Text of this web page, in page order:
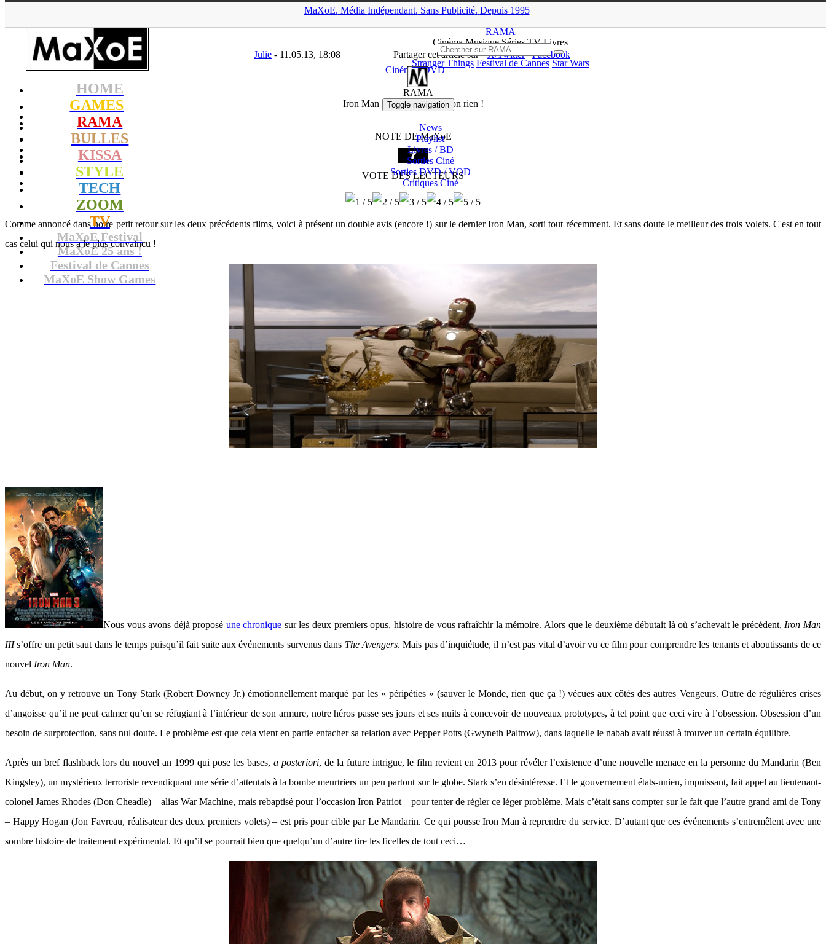
MaXoE. Média Indépendant. Sans Publicité. Depuis 1995
HOME
GAMES
RAMA
BULLES
KISSA
STYLE
TECH
ZOOM
TV
MaXoE Festival
MaXoE 25 ans !
Festival de Cannes
MaXoE Show Games
RAMA
CinémaMusique SériesTVLivres
Stranger Things Festival de Cannes Star Wars
RAMA
Toggle navigation
News
Playlist
Livres / BD
Sorties Ciné
Sorties DVD / VOD
CritiquesCiné
▲
Julie - 11.05.13, 18:08 Partager cet article sur X/Twitter
Facebook
Cinéma / DVD
Iron Man III : deux avis, sinon rien !
NOTE DE MaXoE
VOTE DES LECTEURS
Comme annoncé dans notre petit retour sur les deux précédents films, voici à présent un double avis (encore !) sur le dernier Iron Man, sorti tout récemment. Et sans doute le meilleur des trois volets. C'est en tout
cas celui qui nous a le plus convaincu !
Nous vous avons déjà proposé une chronique sur les deux premiers opus, histoire de vous rafraîchir la mémoire. Alors que le deuxième débutait là où s’achevait le précédent, Iron Man
IIIs’offre un petit saut dans le temps puisqu’il fait suite aux événements survenus dans The Avengers. Mais pas d’inquiétude, il n’est pas vital d’avoir vu ce film pour comprendre les tenants et aboutissants de ce
nouvel Iron Man.
Au début, on y retrouve un Tony Stark (Robert Downey Jr.) émotionnellement marqué par les « péripéties » (sauver le Monde, rien que ça !) vécues aux côtés des autres Vengeurs. Outre de régulières crises
d’angoisse qu’il ne peut calmer qu’en se réfugiant à l’intérieur de son armure, notre héros passe ses jours et ses nuits à concevoir de nouveaux prototypes, à tel point que ceci vire à l’obsession. Obsession d’un
besoin de surprotection, sans nul doute. Le problème est que cela vient en partie entacher sa relation avec Pepper Potts (Gwyneth Paltrow), dans laquelle le nabab avait réussi à trouver un certain équilibre.
Après un bref flashback lors du nouvel an 1999 qui pose les bases, a posteriori, de la future intrigue, le film revient en 2013 pour révéler l’existence d’une nouvelle menace en la personne du Mandarin (Ben
Kingsley), un mystérieux terroriste revendiquant une série d’attentats à la bombe meurtriers un peu partout sur le globe. Stark s’en désintéresse. Et le gouvernement états-unien, impuissant, fait appel au lieutenant-
colonel James Rhodes (Don Cheadle) – alias War Machine, mais rebaptisé pour l’occasion Iron Patriot – pour tenter de régler ce léger problème. Mais c’était sans compter sur le fait que l’autre grand ami de Tony
– Happy Hogan (Jon Favreau, réalisateur des deux premiers volets) – est pris pour cible par Le Mandarin. Ce qui pousse Iron Man à reprendre du service. D’autant que ces événements s’entremêlent avec une
sombre histoire de traitement expérimental. Et qu’il se pourrait bien que quelqu’un d’autre tire les ficelles de tout ceci…